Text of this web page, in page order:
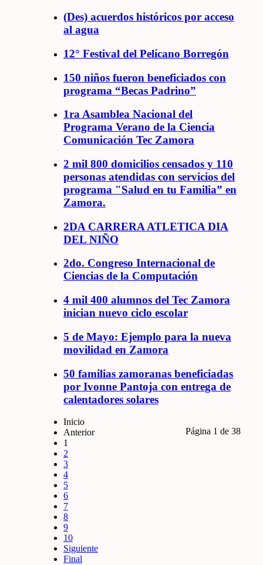
(Des) acuerdos históricos por acceso
al agua
12° Festival del Pelícano Borregón
150 niños fueron beneficiados con
programa “Becas Padrino”
1ra Asamblea Nacional del
Programa Verano de la Ciencia
Comunicación Tec Zamora
2 mil 800 domicilios censados y 110
personas atendidas con servicios del
programa "Salud en tu Familia” en
Zamora.
2DA CARRERA ATLETICA DIA
DEL NIÑO
2do. Congreso Internacional de
Ciencias de la Computación
4 mil 400 alumnos del Tec Zamora
inician nuevo ciclo escolar
5 de Mayo: Ejemplo para la nueva
movilidad en Zamora
50 familias zamoranas beneficiadas
por Ivonne Pantoja con entrega de
calentadores solares
Página 1 de 38
Inicio
Anterior
1
2
3
4
5
6
7
8
9
10
Siguiente
Final